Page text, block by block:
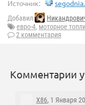
Источник:
Добавил
евро-4, моторное
2 комментария
Комментарии
X86, 1 Января